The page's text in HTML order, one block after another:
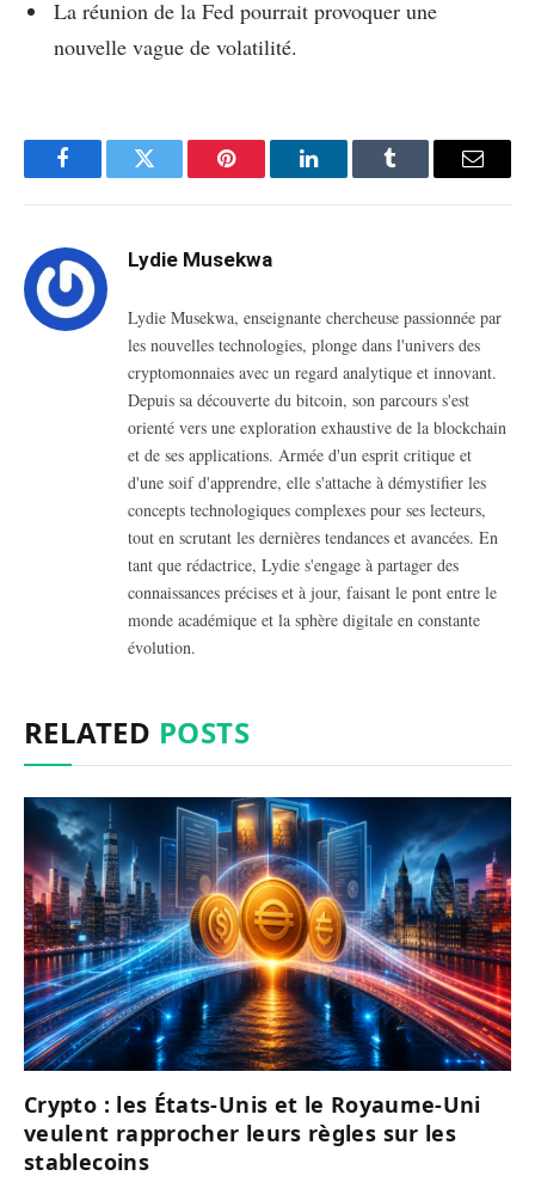
La réunion de la Fed pourrait provoquer une
nouvelle vague de volatilité.
FacebookTwitter Pinterest LinkedInTumblr Email
Lydie Musekwa
Lydie Musekwa, enseignante chercheuse passionnée par
les nouvelles technologies, plonge dans l'univers des
cryptomonnaies avec un regard analytique et innovant.
Depuis sa découverte du bitcoin, son parcours s'est
orienté vers une exploration exhaustive de la blockchain
et de ses applications. Armée d'un esprit critique et
d'une soif d'apprendre, elle s'attache à démystifier les
concepts technologiques complexes pour ses lecteurs,
tout en scrutant les dernières tendances et avancées. En
tant que rédactrice, Lydie s'engage à partager des
connaissances précises et à jour, faisant le pont entre le
monde académique et la sphère digitale en constante
évolution.
RELATED POSTS
Crypto : les États-Unis et le Royaume-Uni
veulent rapprocher leurs règles sur les
stablecoins